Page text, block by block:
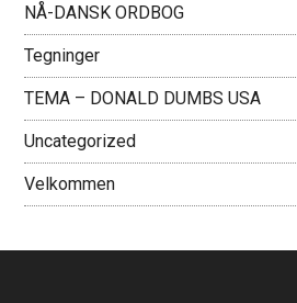
NÅ-DANSK ORDBOG
Tegninger
TEMA – DONALD DUMBS USA
Uncategorized
Velkommen